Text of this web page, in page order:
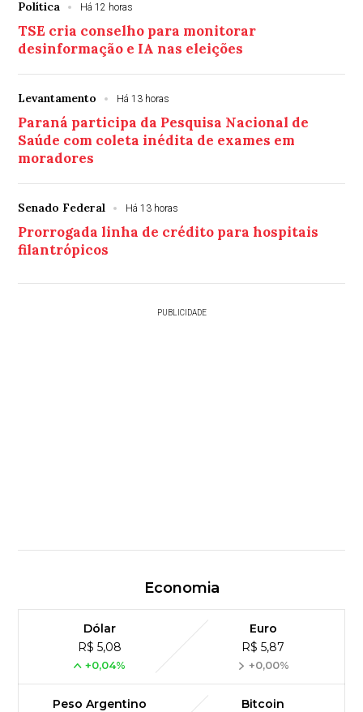
Política Há 12 horas
TSE cria conselho para monitorar
desinformação e IA nas eleições
Levantamento Há 13 horas
Paraná participa da Pesquisa Nacional de
Saúde com coleta inédita de exames em
moradores
Senado Federal Há 13 horas
Prorrogada linha de crédito para hospitais
filantrópicos
PUBLICIDADE
Economia
Dólar
R$ 5,08
+0,04%
Euro
R$ 5,87
+0,00%
Peso Argentino
Bitcoin